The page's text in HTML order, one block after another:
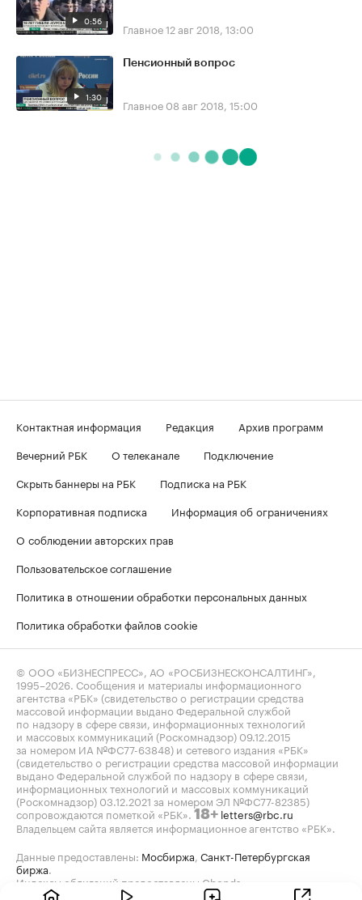
0:56 Главное12 авг 2018, 13:00
1:30
Пенсионный вопрос
Главное 08 авг 2018, 15:00
Контактная информация Редакция
Архив программ
Вечерний РБК
О телеканале
Подключение
Скрыть баннеры на РБК
Подписка на РБК
Корпоративная подписка
Информация об ограничениях
О соблюдении авторских прав
Пользовательское соглашение
Политика в отношении обработки персональных данных
Политика обработки файлов cookie
© ООО «БИЗНЕСПРЕСС», АО «РОСБИЗНЕСКОНСАЛТИНГ»,
1995–2026 . Сообщения и материалы информационного
агентства «РБК» (свидетельство о регистрации средства
массовой информации выдано Федеральной службой
по надзору в сфере связи, информационных технологий
и массовых коммуникаций (Роскомнадзор) 09.12.2015
за номером ИА №ФС77-63848) и сетевого издания «РБК»
(свидетельство о регистрации средства массовой информации
выдано Федеральной службой по надзору в сфере связи,
информационных технологий и массовых коммуникаций
(Роскомнадзор) 03.12.2021 за номером ЭЛ №ФС77-82385)
сопровождаются пометкой «РБК». 18+ letters@rbc.ru
Владельцем сайта является информационное агентство «РБК».
Данные предоставлены: Мосбиржа Санкт-Петербургская
биржа
Индексы облигаций предоставлены Cbonds.